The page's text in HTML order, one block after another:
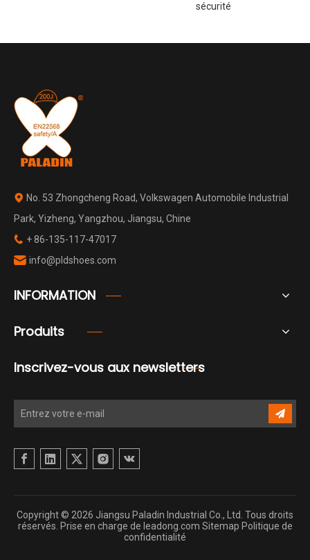
sécurité
 No. 53 Zhongcheng Road, Volkswagen Automobile Industrial
Park, Yizheng, Yangzhou, Jiangsu, Chine
 + 86-135-117-47017
 info@pldshoes.com
INFORMATION
Produits
Inscrivez-vous aux newsletters
Copyright © 2026 Jiangsu Paladin Industrial Co., Ltd. Tous droits
réservés. Prise en charge de leadong.com Sitemap Politique de
confidentialité